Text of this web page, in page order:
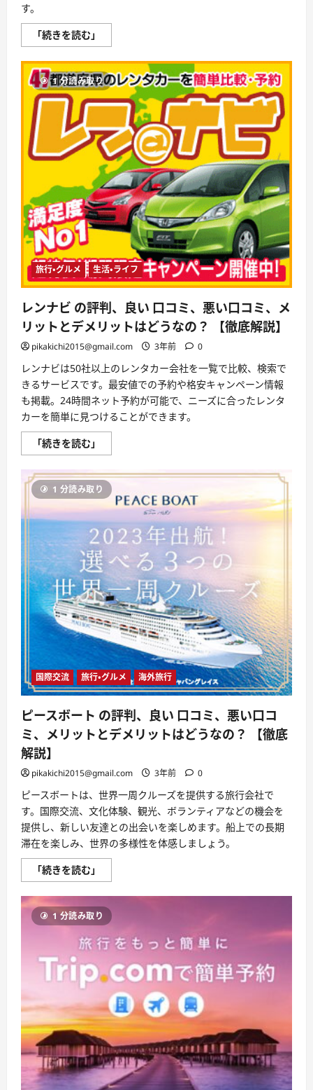
す。
「続きを読む」
の
判、
良
い
口
コ
い
口
コ
ミ、
メ
リ
ッ
ト
と
デ
メ
ト
は
ど
う
な
の？
【徹
底
説】
つ
て
さ
ら
に
む
1 分読み取り
旅行・グルメ 生活・ライフ
レンナビ の評判、良い 口コミ、悪い口コミ、メ
リットとデメリットはどうなの？ 【徹底解説】
pikakichi2015@gmail.com 3年前 0
レンナビは50社以上のレンタカー会社を一覧で比較、検索で
きるサービスです。最安値での予約や格安キャンペーン情報
も掲載。24時間ネット予約が可能で、ニーズに合ったレンタ
カーを簡単に見つけることができます。
「続きを読む」
ン
ビ
の
評
判、
良
い
口
コ
ミ、
悪
い
口
コ
ミ、
メ
リ
ッ
ト
と
メ
リ
ッ
ト
ど
う
な
解
に
つ
い
て
さ
ら
1 分読み取り
国際交流 旅行・グルメ 海外旅行
ピースボート の評判、良い 口コミ、悪い口コ
ミ、メリットとデメリットはどうなの？ 【徹底
解説】
pikakichi2015@gmail.com 3年前 0
ピースボートは、世界一周クルーズを提供する旅行会社で
す。国際交流、文化体験、観光、ボランティアなどの機会を
提供し、新しい友達との出会いを楽しめます。船上での長期
滞在を楽しみ、世界の多様性を体感しましょう。
「続きを読む」
ー
ボ
ー
ト
の
評
判、
口
コ
ミ、
悪
い
口
コ
ミ、
メ
リ
ト
1 分読み取り